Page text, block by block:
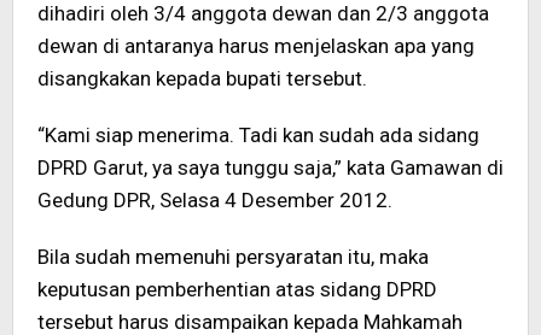
dihadiri oleh 3/4 anggota dewan dan 2/3 anggota
dewan di antaranya harus menjelaskan apa yang
disangkakan kepada bupati tersebut.
“Kami siap menerima. Tadi kan sudah ada sidang
DPRD Garut, ya saya tunggu saja,” kata Gamawan di
Gedung DPR, Selasa 4 Desember 2012.
Bila sudah memenuhi persyaratan itu, maka
keputusan pemberhentian atas sidang DPRD
tersebut harus disampaikan kepada Mahkamah